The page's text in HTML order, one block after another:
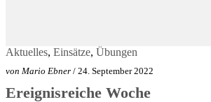
Aktuelles, Einsätze, Übungen
von Mario Ebner / 24. September 2022
Ereignisreiche Woche